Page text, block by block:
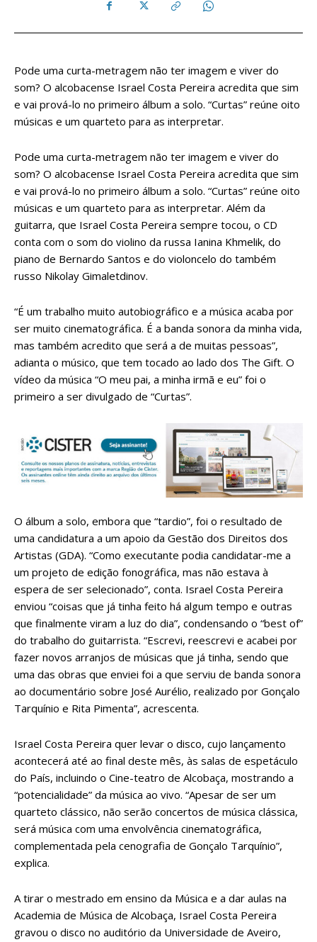
Pode uma curta-metragem não ter imagem e viver do
som? O alcobacense Israel Costa Pereira acredita que sim
e vai prová-lo no primeiro álbum a solo. “Curtas” reúne oito
músicas e um quarteto para as interpretar.
Pode uma curta-metragem não ter imagem e viver do
som? O alcobacense Israel Costa Pereira acredita que sim
e vai prová-lo no primeiro álbum a solo. “Curtas” reúne oito
músicas e um quarteto para as interpretar. Além da
guitarra, que Israel Costa Pereira sempre tocou, o CD
conta com o som do violino da russa Ianina Khmelik, do
piano de Bernardo Santos e do violoncelo do também
russo Nikolay Gimaletdinov.
“É um trabalho muito autobiográfico e a música acaba por
ser muito cinematográfica. É a banda sonora da minha vida,
mas também acredito que será a de muitas pessoas”,
adianta o músico, que tem tocado ao lado dos The Gift. O
vídeo da música “O meu pai, a minha irmã e eu” foi o
primeiro a ser divulgado de “Curtas”.
O álbum a solo, embora que “tardio”, foi o resultado de
uma candidatura a um apoio da Gestão dos Direitos dos
Artistas (GDA). “Como executante podia candidatar-me a
um projeto de edição fonográfica, mas não estava à
espera de ser selecionado”, conta. Israel Costa Pereira
enviou “coisas que já tinha feito há algum tempo e outras
que finalmente viram a luz do dia”, condensando o “best of”
do trabalho do guitarrista. “Escrevi, reescrevi e acabei por
fazer novos arranjos de músicas que já tinha, sendo que
uma das obras que enviei foi a que serviu de banda sonora
ao documentário sobre José Aurélio, realizado por Gonçalo
Tarquínio e Rita Pimenta”, acrescenta.
Israel Costa Pereira quer levar o disco, cujo lançamento
acontecerá até ao final deste mês, às salas de espetáculo
do País, incluindo o Cine-teatro de Alcobaça, mostrando a
“potencialidade” da música ao vivo. “Apesar de ser um
quarteto clássico, não serão concertos de música clássica,
será música com uma envolvência cinematográfica,
complementada pela cenografia de Gonçalo Tarquínio”,
explica.
A tirar o mestrado em ensino da Música e a dar aulas na
Academia de Música de Alcobaça, Israel Costa Pereira
gravou o disco no auditório da Universidade de Aveiro,